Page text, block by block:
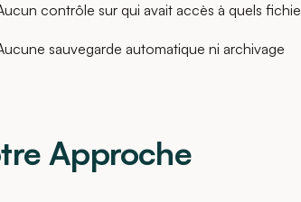
contrôle sur qui avait accès à quels
sauvegarde automatique ni archivage
Approche